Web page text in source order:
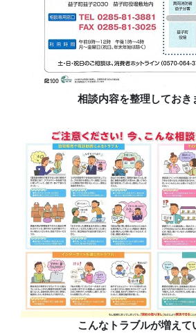
相談内容を整理しておき
こんなトラブルが増えて